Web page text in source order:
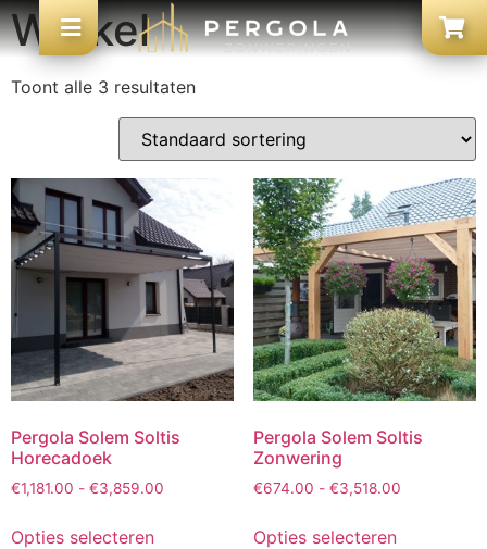
Winkel
Toont alle 3 resultaten
Pergola Solem Soltis
Horecadoek
€1,181.00 - €3,859.00
Opties selecteren
Pergola Solem Soltis
Zonwering
€674.00 - €3,518.00
Opties selecteren